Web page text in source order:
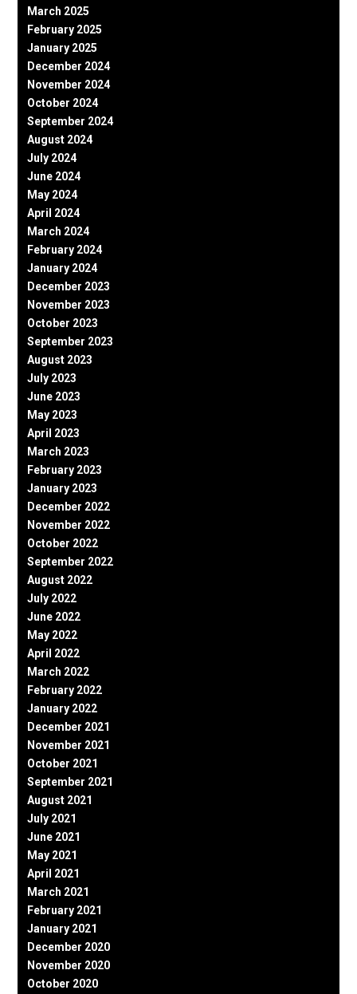
March 2025
February 2025
January 2025
December 2024
November 2024
October 2024
September 2024
August 2024
July 2024
June 2024
May 2024
April 2024
March 2024
February 2024
January 2024
December 2023
November 2023
October 2023
September 2023
August 2023
July 2023
June 2023
May 2023
April 2023
March 2023
February 2023
January 2023
December 2022
November 2022
October 2022
September 2022
August 2022
July 2022
June 2022
May 2022
April 2022
March 2022
February 2022
January 2022
December 2021
November 2021
October 2021
September 2021
August 2021
July 2021
June 2021
May 2021
April 2021
March 2021
February 2021
January 2021
December 2020
November 2020
October 2020